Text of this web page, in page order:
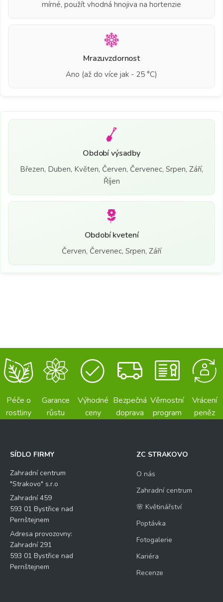
mírné, použít vhodná hnojiva na hortenzie
Mrazuvzdornost
Ano (až do více jak - 25 °C)
Období výsadby
Březen, Duben, Květen, Červen, Červenec, Srpen, Září,
Říjen
Období kvetení
Červen, Červenec, Srpen, Září
Péče o
rostliny
Garance
růstu
Výhodné
ceny
Bezpečná
doprava
Věrnostní
program
Vrácení
peněz
SÍDLO FIRMY
Zahradní centrum
"Strakovo" s.r.o
Zahradní 459
593 01 Bystřice nad
Pernštejnem
Adresa provozovny:
Zahradní 291
593 01 Bystřice nad
Pernštejnem
ZC STRAKOVO
O nás
Zahradní centrum
🌸 Květinářství
Poptávka
Fotogalerie
Kariéra
Recenze